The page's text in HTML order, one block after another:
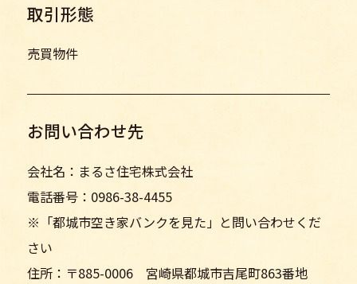
取引形態
売買物件
お問い合わせ先
会社名：まるさ住宅株式会社
電話番号：0986-38-4455
※「都城市空き家バンクを見た」と問い合わせくだ
さい
住所：〒885-0006 宮崎県都城市吉尾町863番地